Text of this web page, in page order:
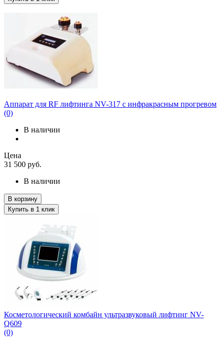
Аппарат для RF лифтинга NV-317 с инфракрасным прогревом
(0)
В наличии
Цена
31 500 руб.
В наличии
В корзину
Купить в 1 клик
Косметологический комбайн ультразвуковый лифтинг NV-
Q609
(0)